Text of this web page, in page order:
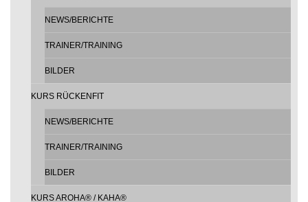
NEWS/BERICHTE
TRAINER/TRAINING
BILDER
KURS RÜCKENFIT
NEWS/BERICHTE
TRAINER/TRAINING
BILDER
KURS AROHA® / KAHA®